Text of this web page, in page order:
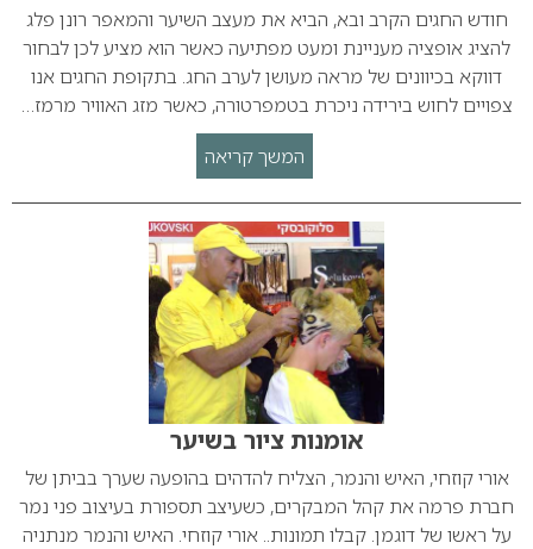
חודש החגים הקרב ובא, הביא את מעצב השיער והמאפר רונן פלג
להציג אופציה מעניינת ומעט מפתיעה כאשר הוא מציע לכן לבחור
דווקא בכיוונים של מראה מעושן לערב החג. בתקופת החגים אנו
צפויים לחוש בירידה ניכרת בטמפרטורה, כאשר מזג האוויר מרמז…
המשך קריאה
אומנות ציור בשיער
אורי קוזחי, האיש והנמר, הצליח להדהים בהופעה שערך בביתן של
חברת פרמה את קהל המבקרים, כשעיצב תספורת בעיצוב פני נמר
על ראשו של דוגמן. קבלו תמונות.. אורי קוזחי. האיש והנמר מנתניה